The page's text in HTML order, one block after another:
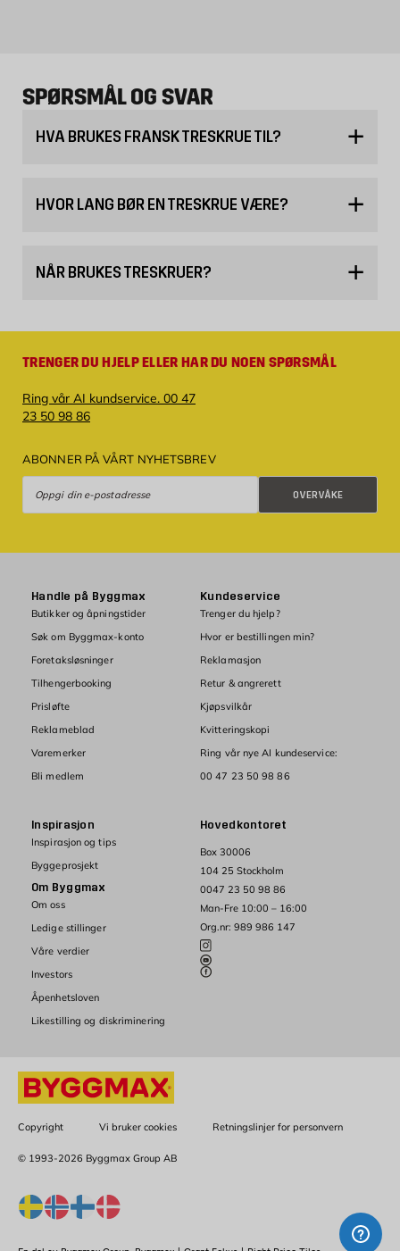
SPØRSMÅL OG SVAR
HVA BRUKES FRANSK TRESKRUE TIL?
HVOR LANG BØR EN TRESKRUE VÆRE?
NÅR BRUKES TRESKRUER?
TRENGER DU HJELP ELLER HAR DU NOEN SPØRSMÅL
Ring vår AI kundservice. 00 47
23 50 98 86
ABONNER PÅ VÅRT NYHETSBREV
OVERVÅKE
Hovedkontoret
Box 30006
104 25 Stockholm
0047 23 50 98 86
Man-Fre 10:00 – 16:00
Org.nr: 989 986 147
Handle på Byggmax
Butikker og åpningstider
Søk om Byggmax-konto
Foretaksløsninger
Tilhengerbooking
Prisløfte
Reklameblad
Varemerker
Bli medlem
Kundeservice
Trenger du hjelp?
Hvor er bestillingen min?
Reklamasjon
Retur & angrerett
Kjøpsvilkår
Kvitteringskopi
Ring vår nye AI kundeservice:
00 47 23 50 98 86
Inspirasjon
Inspirasjon og tips
Byggeprosjekt
Om Byggmax
Om oss
Ledige stillinger
Våre verdier
Investors
Åpenhetsloven
Likestilling og diskriminering
Copyright Vi bruker cookies Retningslinjer for personvern
© 1993-2026 Byggmax Group AB